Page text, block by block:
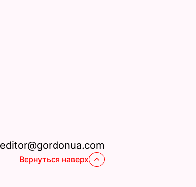
editor@gordonua.com
Вернуться наверх